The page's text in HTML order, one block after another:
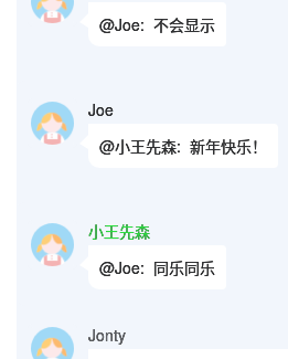
@Joe: 不会显示
Joe
@小王先森: 新年快乐！
小王先森
@Joe: 同乐同乐
Jonty